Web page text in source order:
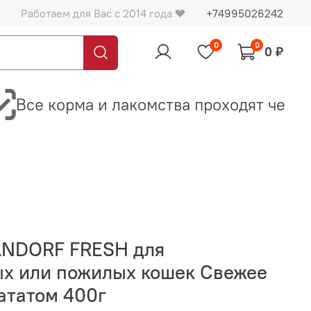
Работаем для Вас с 2014 года ❤️ +74995026242
0 0 0 ₽
Все корма и лакомства проходят через
FRESH для
или пожилых кошек Свежее
400г